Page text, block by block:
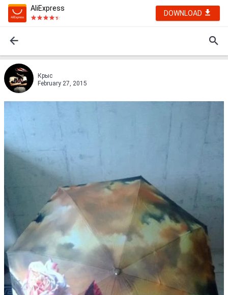
AliExpress
DOWNLOAD
Крыс
February 27, 2015